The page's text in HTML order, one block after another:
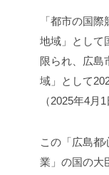
「都市の国
地域」として
限られ、広島
域」として
（2025年4月
この「広島都
業」の国の大